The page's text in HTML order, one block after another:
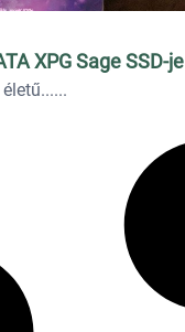
XPG Sage SSD-je